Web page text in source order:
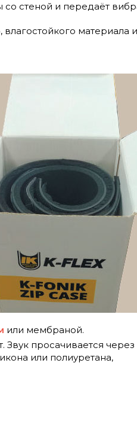
со стеной и передаёт
материала
или мембраной.
Звук просачивается
или полиуретана,